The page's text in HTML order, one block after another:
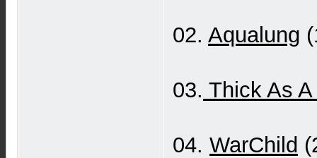
02. Aqualung
03. Thick As
04. WarChild